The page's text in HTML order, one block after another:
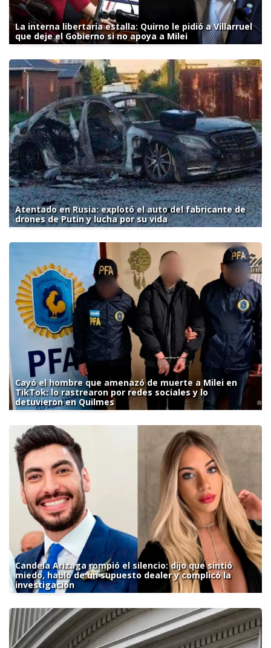
La interna libertaria estalla: Quirno le pidió a Villarruel
que deje el Gobierno si no apoya a Milei
Atentado en Rusia: explotó el auto del fabricante de
drones de Putin y lucha por su vida
Cayó el hombre que amenazó de muerte a Milei en
TikTok: lo rastrearon por redes sociales y lo
detuvieron en Quilmes
Candela Arizaga rompió el silencio: dijo que sintió
miedo, habló de un supuesto dealer y complicó la
investigación